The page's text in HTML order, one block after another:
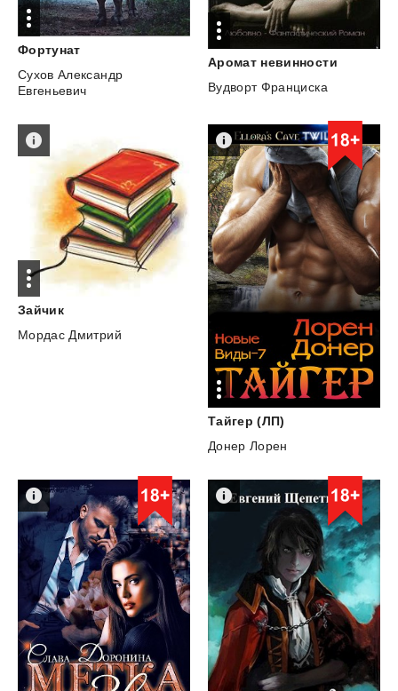
Фортунат
Сухов Александр
Евгеньевич
Аромат невинности
Вудворт Франциска
Зайчик
Мордас Дмитрий
Тайгер (ЛП)
Донер Лорен